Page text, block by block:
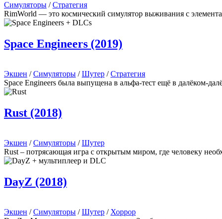
Симуляторы /Стратегия
RimWorld — это космический симулятор выживания с
Space Engineers (2019)
Экшен /Симуляторы /Шутер /Стратегия
Space Engineers была выпущена в альфа-тест ещё в далёком-
Rust (2018)
Экшен /Симуляторы /Шутер
Rust – потрясающая игра с открытым миром, где человеку
DayZ (2018)
Экшен /Симуляторы /Шутер / Хоррор